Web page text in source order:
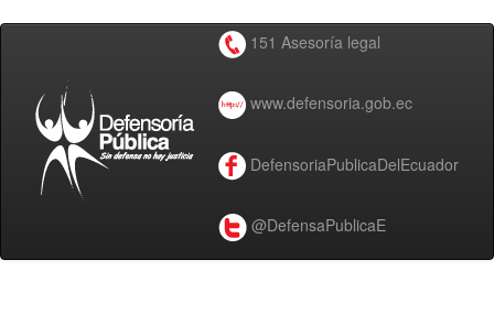
151 Asesoría legal
www.defensoria.gob.ec
DefensoriaPublicaDelEcuador
@DefensaPublicaE